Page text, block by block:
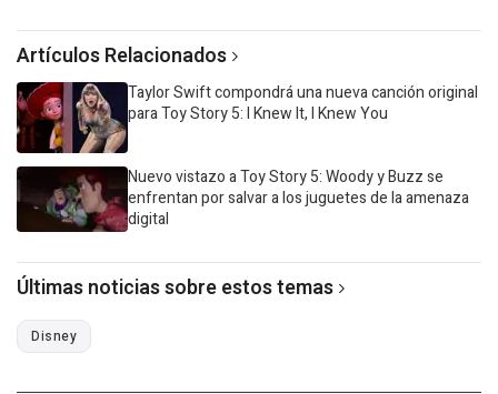
Artículos Relacionados
Taylor Swift compondrá una nueva canción original
para Toy Story 5: I Knew It, I Knew You
Nuevo vistazo a Toy Story 5: Woody y Buzz se
enfrentan por salvar a los juguetes de la amenaza
digital
Últimas noticias sobre estos temas
Disney